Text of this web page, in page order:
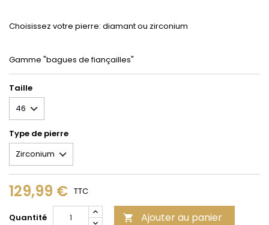
Choisissez votre pierre: diamant ou zirconium
Gamme "bagues de fiançailles"
Taille
Type de pierre
129,99 € TTC
Quantité  Ajouter au panier